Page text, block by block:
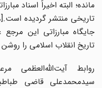
مانده؛ البته اخیراً اسناد
تاریخی منتشر گردیده است.
جایگاه مبارزاتی این
تاریخ انقلاب اسلامی را روشن
روابط آیت‌الله‌العظمی